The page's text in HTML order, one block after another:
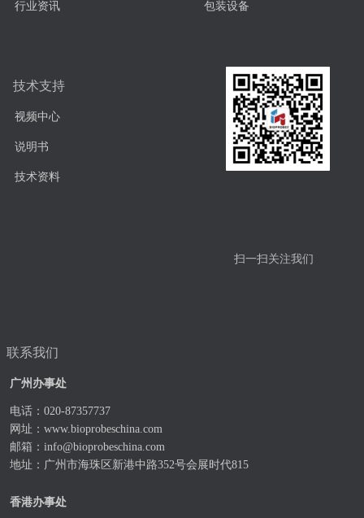
包装设备
技术支持
视频中心
说明书
技术资料
行业资讯
联系我们
扫一扫关注我们
广州办事处
电话：020-87357737
网址： www.bioprobeschina.com
邮箱： info@bioprobeschina.com
地址：广州市海珠区新港中路352号会展时代815
香港办事处